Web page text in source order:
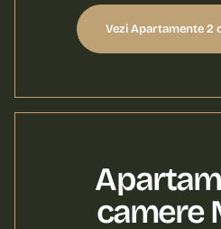
Vezi Apartamente 2
camere